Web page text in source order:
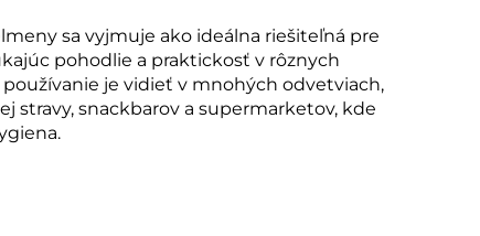
sa vyjmuje ako ideálna riešiteľná pre
pohodlie a praktickosť v rôznych
je vidieť v mnohých odvetviach,
stravy, snackbarov a supermarketov, kde